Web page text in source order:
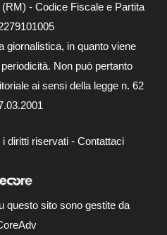
- Codice Fiscale e Partita
giornalistica, in quanto viene
Non può pertanto
ai sensi della legge n. 62
diritti riservati - Contattaci
questo sito sono gestite da